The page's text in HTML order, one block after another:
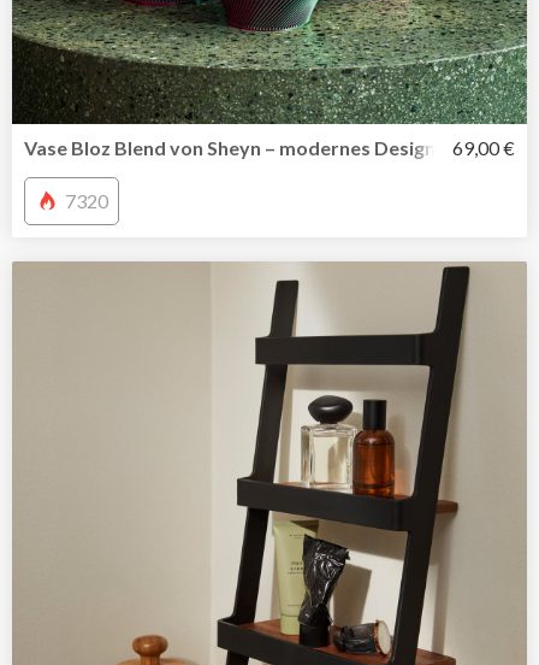
Vase Bloz Blend von Sheyn – modernes Design digital
69,00 €
7320